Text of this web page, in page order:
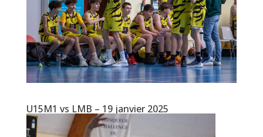
U15M1 vs LMB – 19 janvier 2025